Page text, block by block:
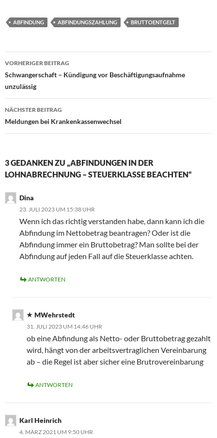
ABFINDUNG ABFINDUNGSZAHLUNG BRUTTOENTGELT
Beitragsnavigation
VORHERIGER BEITRAG
Schwangerschaft – Kündigung vor Beschäftigungsaufnahme
unzulässig
NÄCHSTER BEITRAG
Meldungen bei Krankenkassenwechsel
3 GEDANKEN ZU „ABFINDUNGEN IN DER
LOHNABRECHNUNG – STEUERKLASSE BEACHTEN“
Dina
23. JULI 2023 UM 15:38 UHR
Wenn ich das richtig verstanden habe, dann kann ich die
Abfindung im Nettobetrag beantragen? Oder ist die
Abfindung immer ein Bruttobetrag? Man sollte bei der
Abfindung auf jeden Fall auf die Steuerklasse achten.
ANTWORTEN
MWehrstedt
31. JULI 2023 UM 14:46 UHR
ob eine Abfindung als Netto- oder Bruttobetrag gezahlt
wird, hängt von der arbeitsvertraglichen Vereinbarung
ab – die Regel ist aber sicher eine Brutrovereinbarung
ANTWORTEN
Karl Heinrich
4. MÄRZ 2021 UM 9:50 UHR